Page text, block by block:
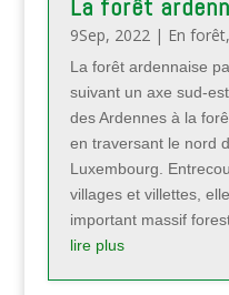
La forêt
9Sep, 2022 | En forêt,
La forêt ardennaise
suivant un axe sud-
des Ardennes à la
en traversant le nord
Luxembourg.
villages et villettes,
important massif
lire plus